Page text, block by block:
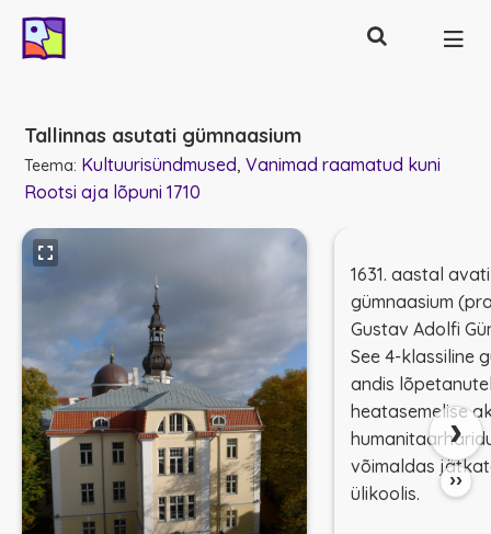
Otsing
Tallinnas asutati gümnaasium
Teema: Kultuurisündmused Vanimad raamatud kuni
Rootsi aja lõpuni 1710
1631. aastal
gümnaasium
Gustav Adolfi
See 4-klassiline
andis
heatasemelise
võimaldas
ülikoolis.
››
›